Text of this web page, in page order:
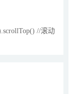
//滚动